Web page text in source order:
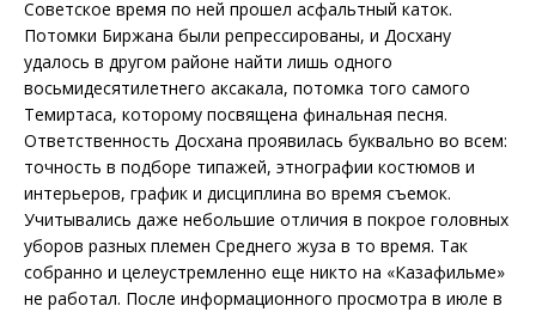
Советское время по ней прошел асфальтный каток.
Потомки Биржана были репрессированы, и Досхану
удалось в другом районе найти лишь одного
восьмидесятилетнего аксакала, потомка того самого
Темиртаса, которому посвящена финальная песня.
Ответственность Досхана проявилась буквально во всем:
точность в подборе типажей, этнографии костюмов и
интерьеров, график и дисциплина во время съемок.
Учитывались даже небольшие отличия в покрое головных
уборов разных племен Среднего жуза в то время. Так
собранно и целеустремленно еще никто на «Казафильме»
не работал. После информационного просмотра в июле в